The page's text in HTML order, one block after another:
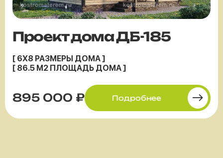
Проект дома ДБ-185
[ 6X8 РАЗМЕРЫ ДОМА ]
[ 86.5 М2 ПЛОЩАДЬ ДОМА ]
895 000 ₽ Подробнее